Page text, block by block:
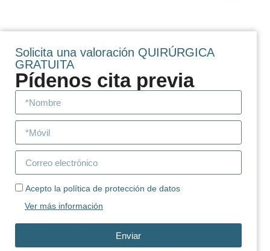
Solicita una valoración QUIRÚRGICA
GRATUITA
Pídenos cita previa
Acepto la política de protección de datos
Ver más información
Enviar